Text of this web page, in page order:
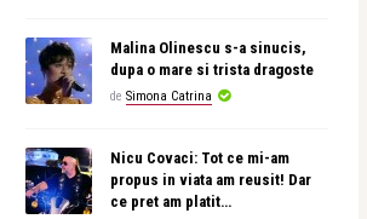
Malina Olinescu s-a sinucis,
dupa o mare si trista dragoste
de Simona Catrina
Nicu Covaci: Tot ce mi-am
propus in viata am reusit! Dar
ce pret am platit…